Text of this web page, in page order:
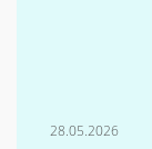
28.05.2026